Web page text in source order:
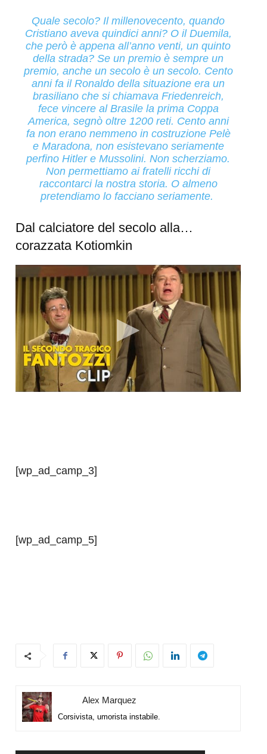
Quale secolo? Il millenovecento, quando
Cristiano aveva quindici anni? O il Duemila,
che però è appena all’anno venti, un quinto
della strada? Se un premio è sempre un
premio, anche un secolo è un secolo. Cento
anni fa il Ronaldo della situazione era un
brasiliano che si chiamava Friedenreich,
fece vincere al Brasile la prima Coppa
America, segnò oltre 1200 reti. Cento anni
fa non erano nemmeno in costruzione Pelè
e Maradona, non esistevano seriamente
perfino Hitler e Mussolini. Non scherziamo.
Non permettiamo ai fratelli ricchi di
raccontarci la nostra storia. O almeno
pretendiamo lo facciano seriamente.
Dal calciatore del secolo alla…
corazzata Kotiomkin
[wp_ad_camp_3]
[wp_ad_camp_5]
Alex Marquez
Corsivista, umorista instabile.